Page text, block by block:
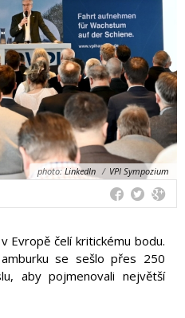
photo: LinkedIn / VPI Sympozium
Evropě čelí kritickému bodu.
se sešlo přes 250
aby pojmenovali největší